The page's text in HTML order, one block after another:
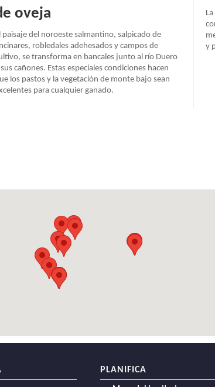
oveja
paisaje del noroeste salmantino, salpicado de
robledales adehesados y campos de
se transforma en bancales junto al río Duero
cañones. Estas especiales condiciones hacen
los pastos y la vegetación de monte bajo sean
para cualquier ganado.
y
PLANIFICA